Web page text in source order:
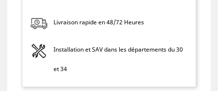
Livraison rapide en 48/72 Heures
Installation et SAV dans les départements du 30
et 34